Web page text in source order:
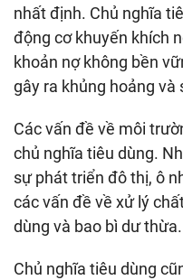
nhất định. Chủ nghĩa
động cơ khuyến khích
khoản nợ không bền
gây ra khủng hoảng và
Các vấn đề về môi
chủ nghĩa tiêu dùng.
sự phát triển đô thị, ô
các vấn đề về xử lý
dùng và bao bì dư thừa.
Chủ nghĩa tiêu dùng